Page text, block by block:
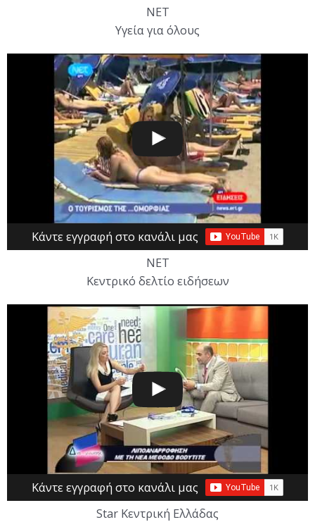
NET
Υγεία για όλους
Κάντε εγγραφή στο κανάλι μας
ΝΕΤ
Κεντρικό δελτίο ειδήσεων
Κάντε εγγραφή στο κανάλι μας
Star Κεντρική Ελλάδας